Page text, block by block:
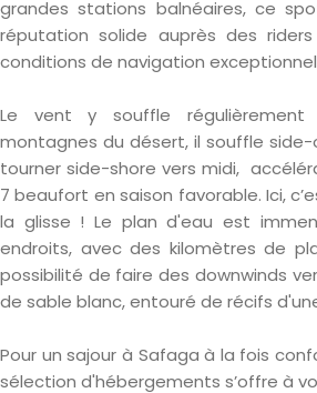
grandes stations balnéaires, ce
réputation solide auprès des
conditions de navigation
Le vent y souffle
montagnes du désert, il souffle
tourner side-shore vers midi,
7 beaufort en saison favorable. Ici,
la glisse ! Le plan d'eau est
endroits, avec des kilomètres de
possibilité de faire des downwinds
de sable blanc, entouré de récifs
Pour un sajour à Safaga à la fois
sélection d'hébergements s’offre à